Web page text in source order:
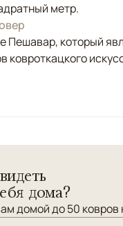
метр.
Пешавар, который
ковроткацкого
Геометрический
дома?
домой до 50 ковров